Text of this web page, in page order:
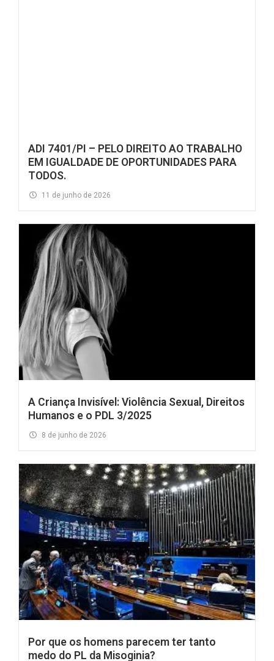
ADI 7401/PI – PELO DIREITO AO TRABALHO
EM IGUALDADE DE OPORTUNIDADES PARA
TODOS.
11 de junho de 2026
A Criança Invisível: Violência Sexual, Direitos
Humanos e o PDL 3/2025
8 de junho de 2026
Por que os homens parecem ter tanto
medo do PL da Misoginia?